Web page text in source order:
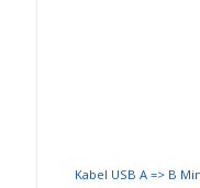
Kabel USB A => B